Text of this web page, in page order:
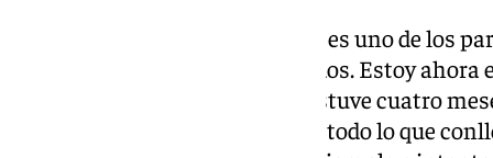
Partido en Coruña: «Yo creo que es uno de los
categoría por la historia de los dos. Estoy
casa, afortunadamente, pero estuve cuatro
segunda afición de segunda por todo lo que